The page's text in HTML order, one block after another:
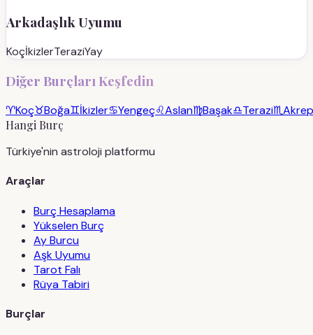
Arkadaşlık Uyumu
KoçİkizlerTeraziYay
Diğer Burçları Keşfedin
♈Koç♉Boğa♊İkizler♋Yengeç♌Aslan♍Başak♎Terazi♏Akrep
Hangi Burç
Türkiye'nin astroloji platformu
Araçlar
Burç Hesaplama
Yükselen Burç
Ay Burcu
Aşk Uyumu
Tarot Falı
Rüya Tabiri
Burçlar